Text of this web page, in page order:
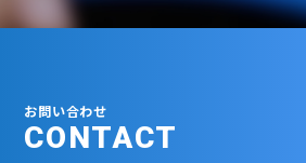
お問い合わせ
CONTACT